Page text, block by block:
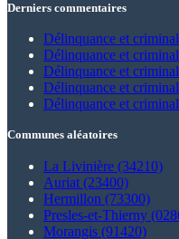
Derniers commentaires
Délinquance et
Délinquance et
Délinquance et
Délinquance et
Délinquance et
Communes aléatoires
La Livinière (34210)
Auriat (23400)
Hermillon (73300)
Presles-et-Thierny
Morangis (91420)